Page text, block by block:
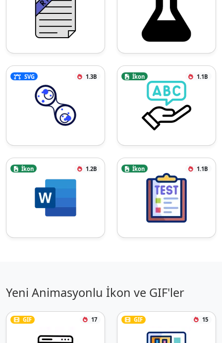
SVG 1.3B İkon 1.1B
İkon 1.2B İkon 1.1B
Yeni Animasyonlu İkon ve GIF'ler
GIF 17 GIF 15